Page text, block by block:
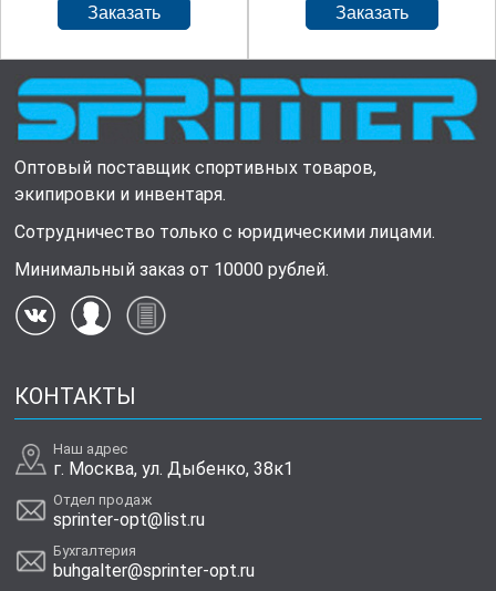
Оптовый поставщик спортивных товаров,
экипировки и инвентаря.
Сотрудничество только с юридическими лицами.
Минимальный заказ от 10000 рублей.
КОНТАКТЫ
Наш адрес
г. Москва, ул. Дыбенко, 38к1
Отдел продаж
sprinter-opt@list.ru
Бухгалтерия
buhgalter@sprinter-opt.ru